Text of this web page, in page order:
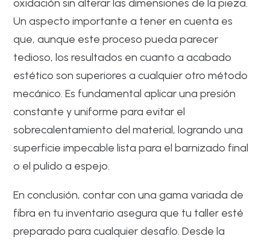
oxidación sin alterar las dimensiones de la pieza.
Un aspecto importante a tener en cuenta es
que, aunque este proceso pueda parecer
tedioso, los resultados en cuanto a acabado
estético son superiores a cualquier otro método
mecánico. Es fundamental aplicar una presión
constante y uniforme para evitar el
sobrecalentamiento del material, logrando una
superficie impecable lista para el barnizado final
o el pulido a espejo.
En conclusión, contar con una gama variada de
fibra en tu inventario asegura que tu taller esté
preparado para cualquier desafío. Desde la